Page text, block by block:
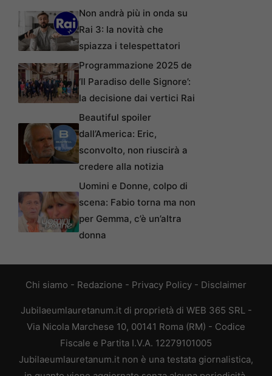
Non andrà più in onda su
Rai 3: la novità che
spiazza i telespettatori
Programmazione 2025 de
‘Il Paradiso delle Signore’:
la decisione dai vertici Rai
Beautiful spoiler
dall’America: Eric,
sconvolto, non riuscirà a
credere alla notizia
Uomini e Donne, colpo di
scena: Fabio torna ma non
per Gemma, c’è un’altra
donna
Chi siamo - Redazione - Privacy Policy - Disclaimer
Jubilaeumlauretanum.it di proprietà di WEB 365 SRL -
Via Nicola Marchese 10, 00141 Roma (RM) - Codice
Fiscale e Partita I.V.A. 12279101005
Jubilaeumlauretanum.it non è una testata giornalistica,